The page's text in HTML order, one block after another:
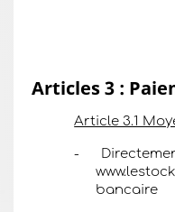
Articles 3 :
Article 3.1
-
bancaire